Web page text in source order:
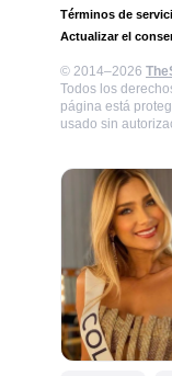
Términos de
Actualizar el
© 2014–2026
Todos los
página está
usado sin